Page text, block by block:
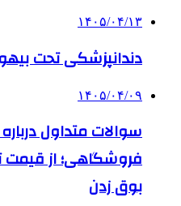
۱۴۰۵/۰۴/۱۳
دندانپزشکی تحت
۱۴۰۵/۰۴/۰۹
سوالات متداول
فروشگاهی؛ از
بوق زدن